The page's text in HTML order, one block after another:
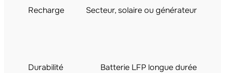
Recharge Secteur, solaire ou générateur
Durabilité Batterie LFP longue durée